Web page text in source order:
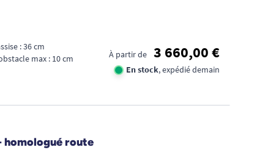
: 36 cm
max : 10 cm
À partir de 3 660,00 €
En stock, expédié demain
homologué route